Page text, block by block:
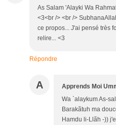
As Salam 'Alayki Wa
<3<br /> <br />
ce propos... J'ai pensé très
relire... <3
Répondre
A Apprends Moi
Wa `alaykum As-
Barakãtuh ma
Hamdu li-Llãh -))